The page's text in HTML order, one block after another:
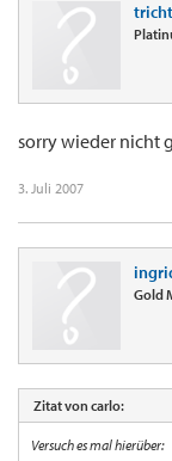
sorry wieder nicht
3. Juli 2007
Gold
Zitat von carlo:
Versuch es mal hierüber: